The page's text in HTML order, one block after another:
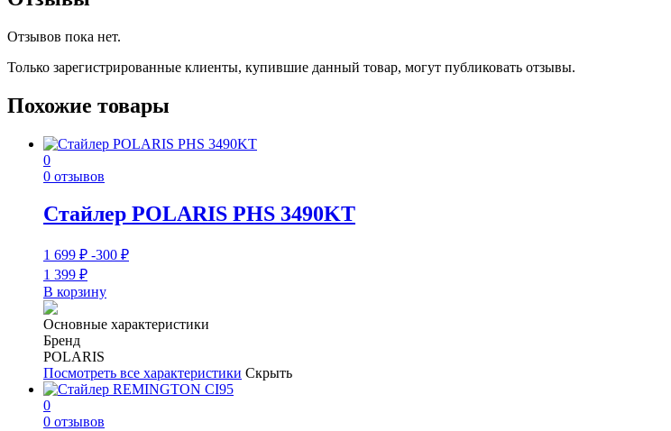
Отзывов пока нет.
Только зарегистрированные клиенты, купившие данный товар, могут публиковать отзывы.
Похожие товары
0
0 отзывов
Стайлер POLARIS PHS 3490KT
1 699 ₽ -300 ₽
1 399 ₽
В корзину
Основные характеристики
Бренд
POLARIS
Посмотреть все характеристики Скрыть
0
0 отзывов